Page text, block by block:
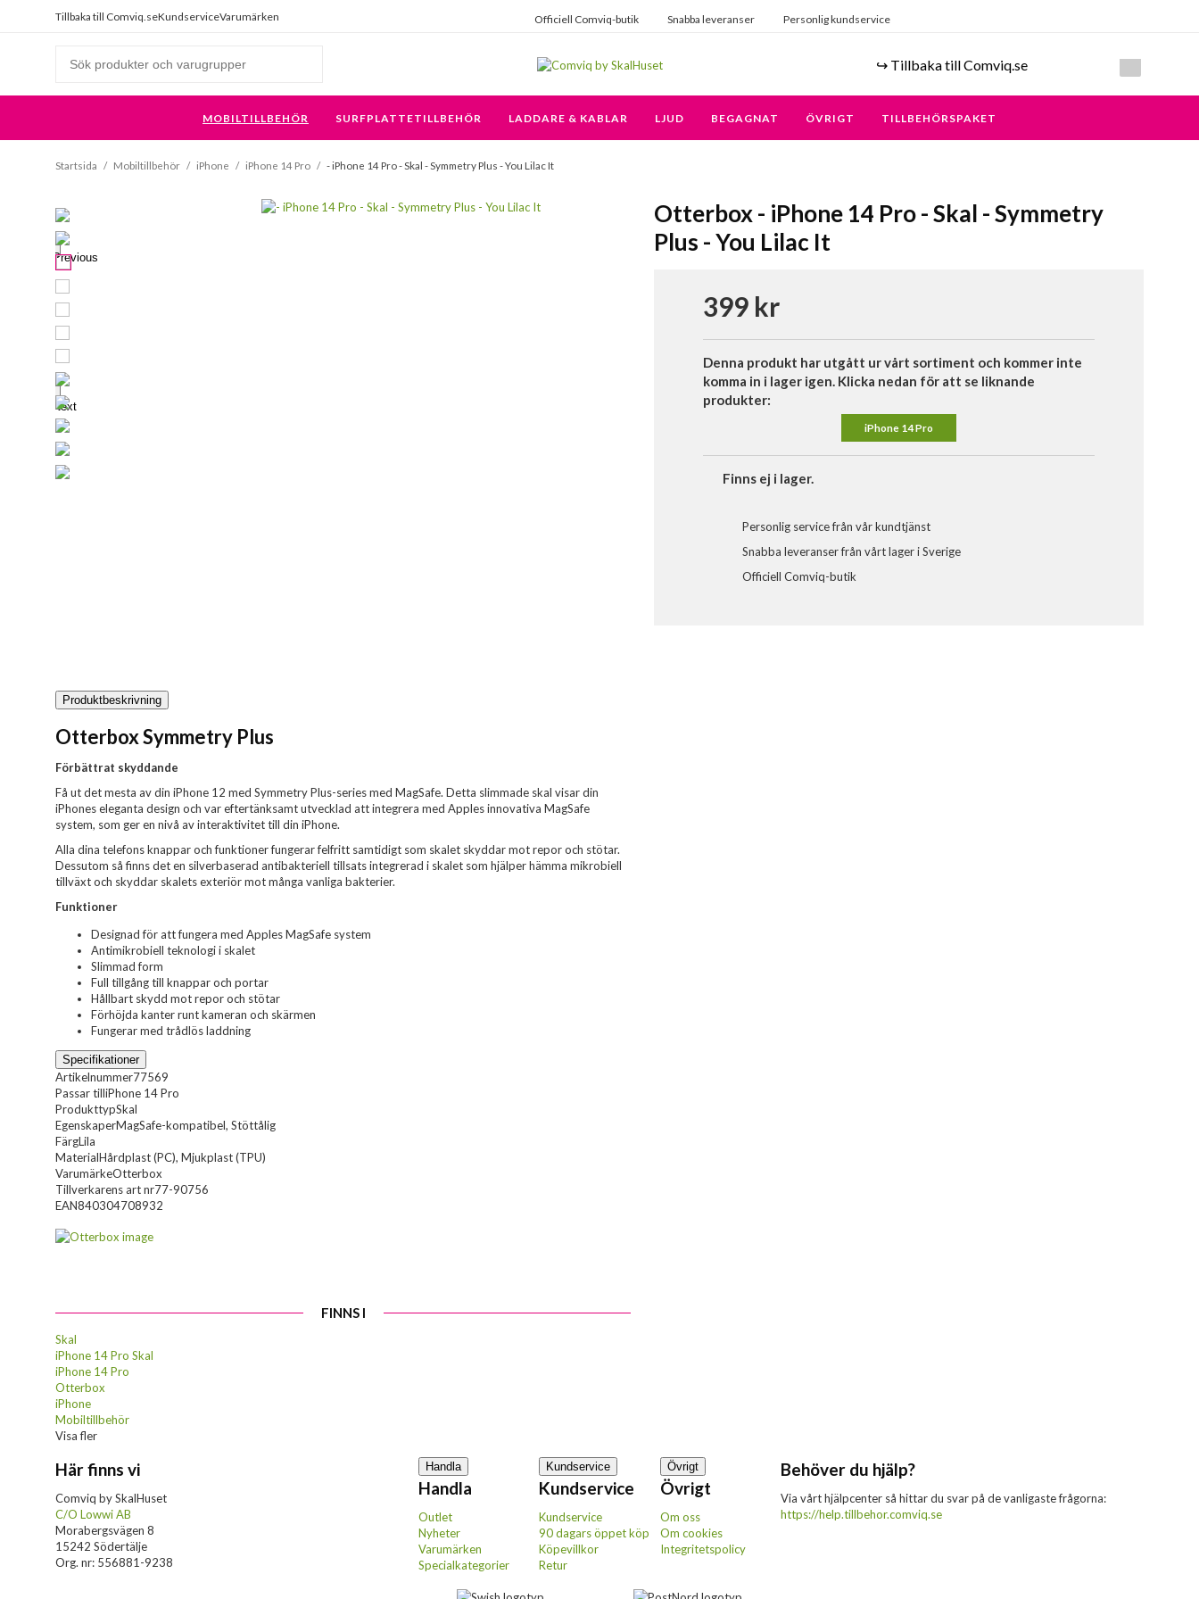
Tillbaka till Comviq.seKundserviceVarumärken Officiell Comviq-butik Snabba leveranser Personlig kundservice
↪️ Tillbaka till Comviq.se
MOBILTILLBEHÖR SURFPLATTETILLBEHÖR LADDARE & KABLAR LJUD BEGAGNAT ÖVRIGT TILLBEHÖRSPAKET
Startsida / Mobiltillbehör / iPhone / iPhone 14 Pro / - iPhone 14 Pro - Skal - Symmetry Plus - You Lilac It
Previous
Next
Otterbox - iPhone 14 Pro - Skal - Symmetry
Plus - You Lilac It
399 kr
Denna produkt har utgått ur vårt sortiment och kommer inte
komma in i lager igen. Klicka nedan för att se liknande
produkter:
iPhone 14 Pro
Finns ej i lager.
Personlig service från vår kundtjänst
Snabba leveranser från vårt lager i Sverige
Officiell Comviq-butik
Produktbeskrivning
Otterbox Symmetry Plus
Förbättrat skyddande
Få ut det mesta av din iPhone 12 med Symmetry Plus-series med MagSafe. Detta slimmade skal visar din
iPhones eleganta design och var eftertänksamt utvecklad att integrera med Apples innovativa MagSafe
system, som ger en nivå av interaktivitet till din iPhone.
Alla dina telefons knappar och funktioner fungerar felfritt samtidigt som skalet skyddar mot repor och stötar.
Dessutom så finns det en silverbaserad antibakteriell tillsats integrerad i skalet som hjälper hämma mikrobiell
tillväxt och skyddar skalets exteriör mot många vanliga bakterier.
Funktioner
Designad för att fungera med Apples MagSafe system
Antimikrobiell teknologi i skalet
Slimmad form
Full tillgång till knappar och portar
Hållbart skydd mot repor och stötar
Förhöjda kanter runt kameran och skärmen
Fungerar med trådlös laddning
Specifikationer
Artikelnummer77569
Passar tilliPhone 14 Pro
ProdukttypSkal
EgenskaperMagSafe-kompatibel, Stöttålig
FärgLila
MaterialHårdplast (PC), Mjukplast (TPU)
VarumärkeOtterbox
Tillverkarens art nr77-90756
EAN840304708932
FINNS I
Skal
iPhone 14 Pro Skal
iPhone 14 Pro
Otterbox
iPhone
Mobiltillbehör
Visa fler
Här finns vi
Comviq by SkalHuset
C/O Lowwi AB
Morabergsvägen 8
15242 Södertälje
Org. nr: 556881-9238
Handla
Handla
Outlet
Nyheter
Varumärken
Specialkategorier
Kundservice
Kundservice
Kundservice
90 dagars öppet köp
Köpevillkor
Retur
Övrigt
Övrigt
Om oss
Om cookies
Integritetspolicy
Behöver du hjälp?
Via vårt hjälpcenter så hittar du svar på de vanligaste frågorna:
https://help.tillbehor.comviq.se